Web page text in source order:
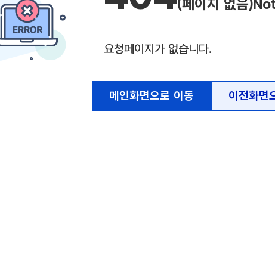
(페이지 없음)
요청페이지가 없습니다.
메인화면으로 이동 이전화면